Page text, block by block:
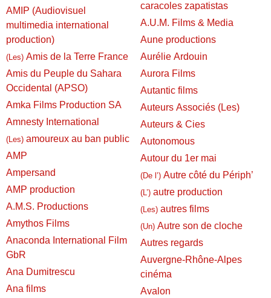
AMIP (Audiovisuel
multimedia international
production)
(Les) Amis de la Terre France
Amis du Peuple du Sahara
Occidental (APSO)
Amka Films Production SA
Amnesty International
(Les) amoureux au ban public
AMP
Ampersand
AMP production
A.M.S. Productions
Amythos Films
Anaconda International Film
GbR
Ana Dumitrescu
Ana films
caracoles zapatistas
A.U.M. Films & Media
Aune productions
Aurélie Ardouin
Aurora Films
Autantic films
Auteurs Associés (Les)
Auteurs & Cies
Autonomous
Autour du 1er mai
(De l’) Autre côté du Périph’
(L’) autre production
(Les) autres films
(Un) Autre son de cloche
Autres regards
Auvergne-Rhône-Alpes
cinéma
Avalon